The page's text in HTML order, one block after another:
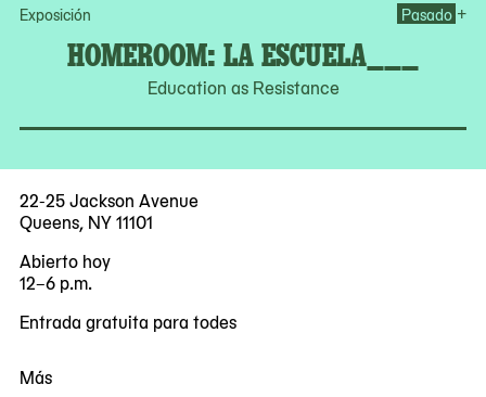
Exposición
HOMEROOM: LA ESCUELA___
Education as Resistance
Pasado +
22-25 Jackson Avenue
Queens, NY 11101
Abierto hoy
12–6 p.m.
Entrada gratuita para todes
Más